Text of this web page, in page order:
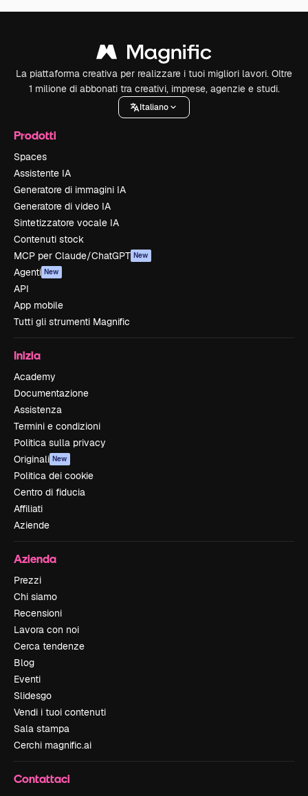
La piattaforma creativa per realizzare i tuoi migliori lavori. Oltre
1 milione di abbonati tra creativi, imprese, agenzie e studi.
Italiano
Prodotti
Spaces
Assistente IA
Generatore di immagini IA
Generatore di video IA
Sintetizzatore vocale IA
Contenuti stock
MCP per Claude/ChatGPT New
Agenti New
API
App mobile
Tutti gli strumenti Magnific
Inizia
Academy
Documentazione
Assistenza
Termini e condizioni
Politica sulla privacy
Originali New
Politica dei cookie
Centro di fiducia
Affiliati
Aziende
Azienda
Prezzi
Chi siamo
Recensioni
Lavora con noi
Cerca tendenze
Blog
Eventi
Slidesgo
Vendi i tuoi contenuti
Sala stampa
Cerchi magnific.ai
Contattaci